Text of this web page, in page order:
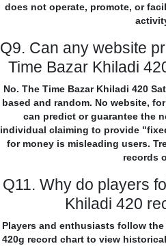
does not operate, promote, or
Q9. Can any website
Time Bazar Khiladi
No. The Time Bazar Khiladi 420
based and random. No website,
can predict or guarantee the
individual claiming to provide
for money is misleading users.
records
Q11. Why do players
Khiladi 420
Players and enthusiasts follow
420g record chart to view